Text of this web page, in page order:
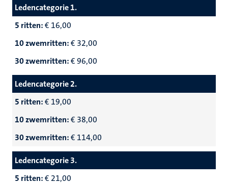
Ledencategorie 1.
5 ritten:€ 16,00
10 zwemritten:€ 32,00
30 zwemritten:€ 96,00
Ledencategorie 2.
5 ritten:€ 19,00
10 zwemritten:€ 38,00
30 zwemritten:€ 114,00
Ledencategorie 3.
5 ritten:€ 21,00